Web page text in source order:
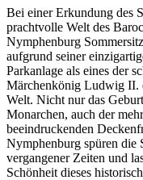
Bei einer Erkundung des
prachtvolle Welt des
Nymphenburg
aufgrund seiner
Parkanlage als eines der
Märchenkönig Ludwig II.
Welt. Nicht nur das
Monarchen, auch der
beeindruckenden
Nymphenburg spüren die
vergangener Zeiten und
Schönheit dieses